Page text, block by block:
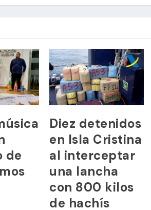
de
Diez detenidos
en Isla Cristina
al interceptar
una lancha
con 800 kilos
de hachís